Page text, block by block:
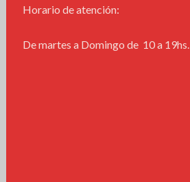
Horario de atención:
De martes a Domingo de 10 a 19hs.